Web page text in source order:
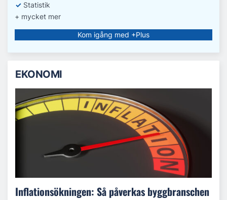
✓ Statistik
+ mycket mer
Kom igång med +Plus
EKONOMI
Inflationsökningen: Så påverkas byggbranschen